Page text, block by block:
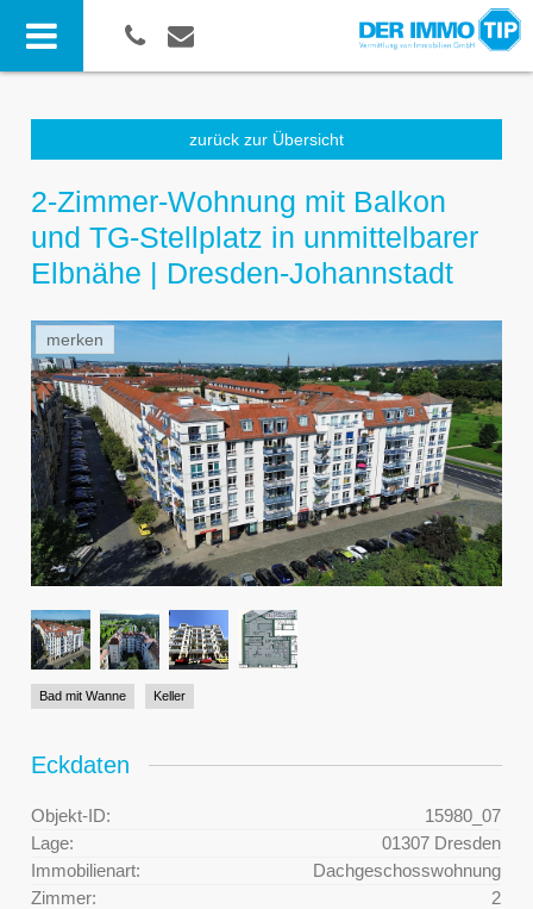
zurück zur Übersicht
2-Zimmer-Wohnung mit Balkon
und TG-Stellplatz in unmittelbarer
Elbnähe | Dresden-Johannstadt
merken
Bad mit Wanne Keller
Eckdaten
Objekt-ID:
15980_07
Lage:
01307 Dresden
Immobilienart:
Dachgeschosswohnung
Zimmer:
2